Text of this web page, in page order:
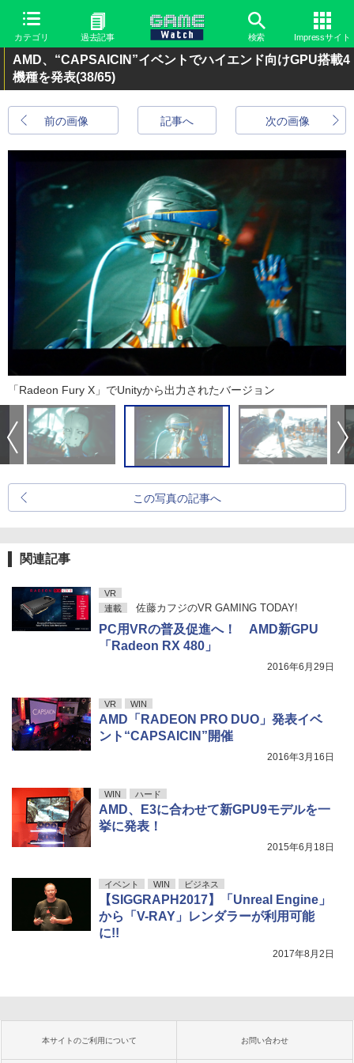
カテゴリ 過去記事 検索 Impressサイト
AMD、“CAPSAICIN”イベントでハイエンド向けGPU搭載4
機種を発表(38/65)
前の画像 次の画像
記事へ
「Radeon Fury X」でUnityから出力されたバージョン
この写真の記事へ
関連記事
VR
連載
佐藤カフジのVR GAMING TODAY!
PC用VRの普及促進へ！ AMD新GPU
「Radeon RX 480」
2016年6月29日
VR WIN
AMD「RADEON PRO DUO」発表イベ
ント“CAPSAICIN”開催
2016年3月16日
WIN ハード
AMD、E3に合わせて新GPU9モデルを一
挙に発表！
2015年6月18日
イベント WIN ビジネス
【SIGGRAPH2017】「Unreal Engine」
から「V-RAY」レンダラーが利用可能
に!!
2017年8月2日
本サイトのご利用について お問い合わせ